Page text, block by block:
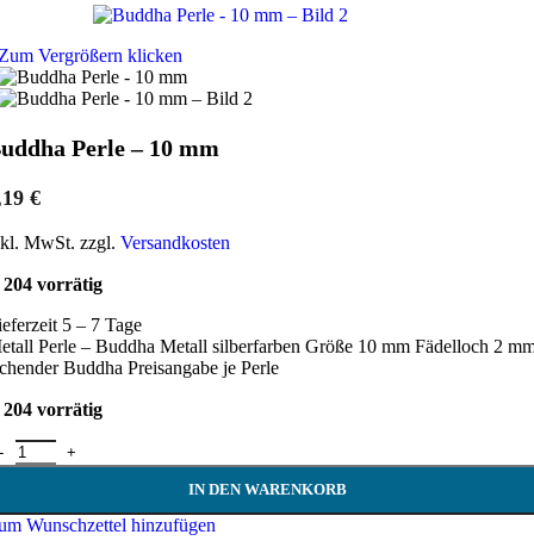
Vergrößern klicken
Perle – 10 mm
€
MwSt. zzgl. Versandkosten
204 vorrätig
5 – 7 Tage
Perle – Buddha Metall silberfarben Größe 10 mm Fädelloch 2
Buddha Preisangabe je Perle
204 vorrätig
Perle - 10 mm Menge
IN DEN WARENKORB
Wunschzettel hinzufügen